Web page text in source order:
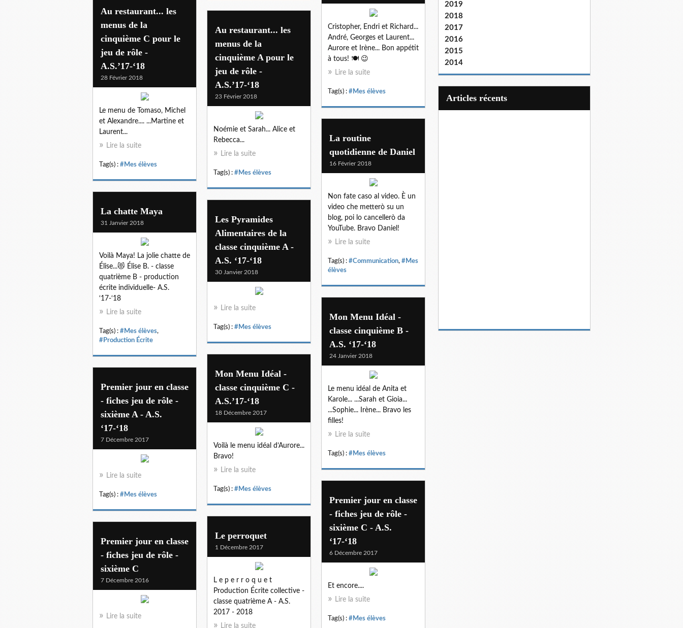
Cristopher, Endri et Richard...
André, Georges et Laurent...
Aurore et Irène... Bon appétit
à tous! 🍽 😉
Lire la suite
Tag(s) : #Mes élèves
Au restaurant... les
menus de la
cinquième C pour le
jeu de rôle -
A.S.’17-‘18
28 Février 2018
Le menu de Tomaso, Michel
et Alexandre.... ...Martine et
Laurent...
Lire la suite
Tag(s) : #Mes élèves
Au restaurant... les
menus de la
cinquième A pour le
jeu de rôle -
A.S.’17-‘18
23 Février 2018
Noémie et Sarah... Alice et
Rebecca...
Lire la suite
Tag(s) : #Mes élèves
La routine
quotidienne de Daniel
16 Février 2018
Non fate caso al video. È un
video che metterò su un
blog, poi lo cancellerò da
YouTube. Bravo Daniel!
Lire la suite
Tag(s) : #Communication, #Mes
élèves
La chatte Maya
31 Janvier 2018
Voilà Maya! La jolie chatte de
Élise...😻 Élise B. - classe
quatrième B - production
écrite individuelle- A.S.
‘17-‘18
Lire la suite
Tag(s) : #Mes élèves,
#Production Écrite
Les Pyramides
Alimentaires de la
classe cinquième A -
A.S. ‘17-‘18
30 Janvier 2018
Lire la suite
Tag(s) : #Mes élèves
Mon Menu Idéal -
classe cinquième B -
A.S. ‘17-‘18
24 Janvier 2018
Le menu idéal de Anita et
Karole... ...Sarah et Gioia...
...Sophie... Irène... Bravo les
filles!
Lire la suite
Tag(s) : #Mes élèves
Mon Menu Idéal -
classe cinquième C -
A.S.’17-‘18
18 Décembre 2017
Voilà le menu idéal d’Aurore...
Bravo!
Lire la suite
Tag(s) : #Mes élèves
Premier jour en classe
- fiches jeu de rôle -
sixième A - A.S.
‘17-‘18
7 Décembre 2017
Lire la suite
Tag(s) : #Mes élèves
Premier jour en classe
- fiches jeu de rôle -
sixième C - A.S.
‘17-‘18
6 Décembre 2017
Et encore....
Lire la suite
Tag(s) : #Mes élèves
Le perroquet
1 Décembre 2017
L e p e r r o q u e t
Production Écrite collective -
classe quatrième A - A.S.
2017 - 2018
Lire la suite
Premier jour en classe
- fiches jeu de rôle -
sixième C
7 Décembre 2016
Lire la suite
2019
2018
2017
2016
2015
2014
articles récents